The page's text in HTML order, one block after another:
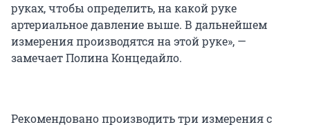
руках, чтобы определить, на какой руке
артериальное давление выше. В дальнейшем
измерения производятся на этой руке», —
замечает Полина Концедайло.
Рекомендовано производить три измерения с